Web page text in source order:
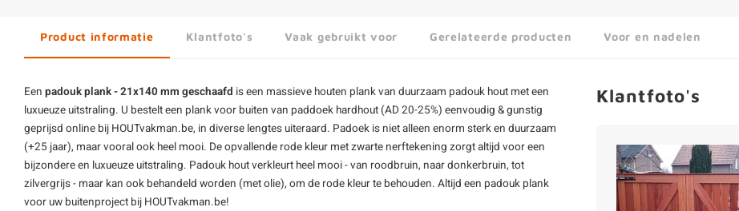
Product informatie Klantfoto's Vaak gebruikt voor Gerelateerde producten Voor en nadelen
Een padouk plank - 21x140 mm geschaafd is een massieve houten plank van duurzaam padouk hout met een
luxueuze uitstraling. U bestelt een plank voor buiten van paddoek hardhout (AD 20-25%) eenvoudig & gunstig
geprijsd online bij HOUTvakman.be, in diverse lengtes uiteraard. Padoek is niet alleen enorm sterk en duurzaam
(+25 jaar), maar vooral ook heel mooi. De opvallende rode kleur met zwarte nerftekening zorgt altijd voor een
bijzondere en luxueuze uitstraling. Padouk hout verkleurt heel mooi - van roodbruin, naar donkerbruin, tot
zilvergrijs - maar kan ook behandeld worden (met olie), om de rode kleur te behouden. Altijd een padouk plank
voor uw buitenproject bij HOUTvakman.be!
Klantfoto's